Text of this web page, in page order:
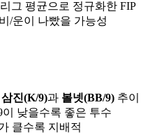
그 평균으로 정규화한 FIP
/운이 나빴을 가능성
진(K/9)과 볼넷(BB/9) 추이
낮을수록 좋은 투수
클수록 지배적